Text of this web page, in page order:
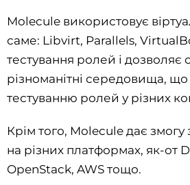
Molecule використовує
саме: Libvirt, Parallels,
тестування ролей і дозволяє
різноманітні середовища,
тестуванню ролей у різних
Крім того, Molecule дає змогу
на різних платформах, як-от
OpenStack, AWS тощо.